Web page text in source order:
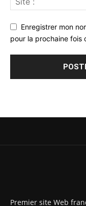
Enregistrer mon
pour la prochaine fois
Premier site Web